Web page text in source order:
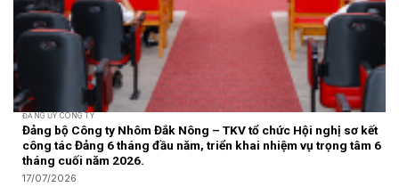
ĐẢNG ỦY CÔNG TY
Đảng bộ Công ty Nhôm Đắk Nông – TKV tổ chức Hội nghị sơ kết
công tác Đảng 6 tháng đầu năm, triển khai nhiệm vụ trọng tâm 6
tháng cuối năm 2026.
17/07/2026